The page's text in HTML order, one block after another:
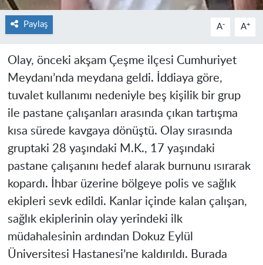
Paylaş A- A+
Olay, önceki akşam Çeşme ilçesi Cumhuriyet
Meydanı’nda meydana geldi. İddiaya göre,
tuvalet kullanımı nedeniyle beş kişilik bir grup
ile pastane çalışanları arasında çıkan tartışma
kısa sürede kavgaya dönüştü. Olay sırasında
gruptaki 28 yaşındaki M.K., 17 yaşındaki
pastane çalışanını hedef alarak burnunu ısırarak
kopardı. İhbar üzerine bölgeye polis ve sağlık
ekipleri sevk edildi. Kanlar içinde kalan çalışan,
sağlık ekiplerinin olay yerindeki ilk
müdahalesinin ardından Dokuz Eylül
Üniversitesi Hastanesi’ne kaldırıldı. Burada